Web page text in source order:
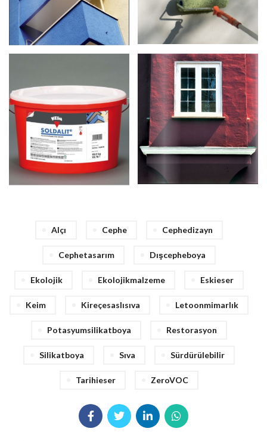
Alçı Cephe Cephedizayn
Cephetasarım Dışcepheboya
Ekolojik Ekolojikmalzeme Eskieser
Keim Kireçesaslısıva Letoonmimarlık
Potasyumsilikatboya Restorasyon
Silikatboya Sıva Sürdürülebilir
Tarihieser ZeroVOC